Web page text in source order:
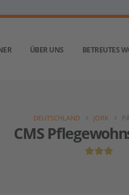
ÜBER UNS BETREUTES
CMS
DEUTSCHLAND JORK